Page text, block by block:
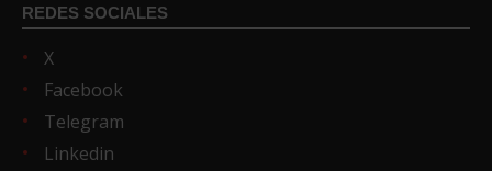
REDES SOCIALES
X
Facebook
Telegram
Linkedin